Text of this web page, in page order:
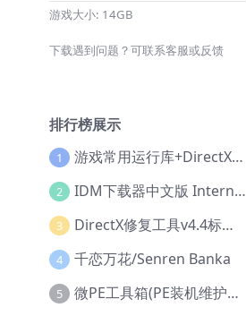
游戏大小: 14GB
下载遇到问题？可联系客服或反馈
排行榜展示
1 游戏常用运行库+DirectX修复增强版
2 IDM下载器中文版 Internet Download Manager v6.42.36 IDM
3 DirectX修复工具v4.4标准版+增强版+在线修复版
4 千恋万花/Senren Banka
5 微PE工具箱(PE装机维护工具) v2.3官方正式版